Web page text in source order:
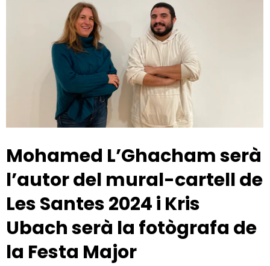
Mohamed L’Ghacham serà
l’autor del mural-cartell de
Les Santes 2024 i Kris
Ubach serà la fotògrafa de
la Festa Major